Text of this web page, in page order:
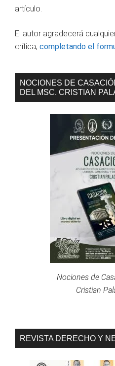
artículo.
El autor agradecerá
crítica, completando el
NOCIONES DE
DEL MSC. CRISTIAN
Nociones de
Cristian
REVISTA DERECHO Y